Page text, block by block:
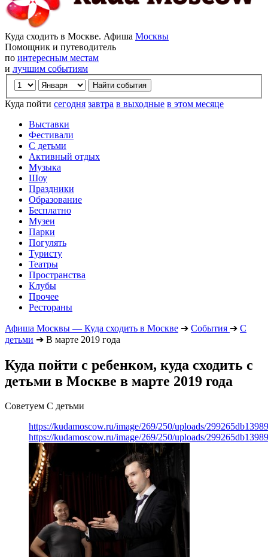
Куда сходить в Москве. Афиша Москвы
Помощник и путеводитель
по интересным местам
и лучшим событиям
Куда пойти сегодня завтра в выходные в этом месяце
Выставки
Фестивали
С детьми
Активный отдых
Музыка
Шоу
Праздники
Образование
Бесплатно
Музеи
Парки
Погулять
Туристу
Театры
Пространства
Клубы
Прочее
Рестораны
Афиша Москвы — Куда сходить в Москве ➔ События ➔ С
детьми ➔ В марте 2019 года
Куда пойти с ребенком, куда сходить с
детьми в Москве в марте 2019 года
Советуем С детьми
https://kudamoscow.ru/image/269/250/uploads/
https://kudamoscow.ru/image/269/250/uploads/